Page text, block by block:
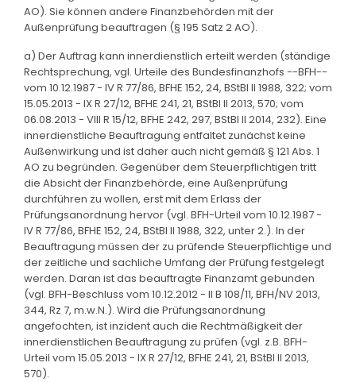
AO). Sie können andere Finanzbehörden mit der
Außenprüfung beauftragen (§ 195 Satz 2 AO).
a) Der Auftrag kann innerdienstlich erteilt werden (ständige
Rechtsprechung, vgl. Urteile des Bundesfinanzhofs --BFH--
vom 10.12.1987 - IV R 77/86, BFHE 152, 24, BStBl II 1988, 322; vom
15.05.2013 - IX R 27/12, BFHE 241, 21, BStBl II 2013, 570; vom
06.08.2013 - VIII R 15/12, BFHE 242, 297, BStBl II 2014, 232). Eine
innerdienstliche Beauftragung entfaltet zunächst keine
Außenwirkung und ist daher auch nicht gemäß § 121 Abs. 1
AO zu begründen. Gegenüber dem Steuerpflichtigen tritt
die Absicht der Finanzbehörde, eine Außenprüfung
durchführen zu wollen, erst mit dem Erlass der
Prüfungsanordnung hervor (vgl. BFH-Urteil vom 10.12.1987 -
IV R 77/86, BFHE 152, 24, BStBl II 1988, 322, unter 2.). In der
Beauftragung müssen der zu prüfende Steuerpflichtige und
der zeitliche und sachliche Umfang der Prüfung festgelegt
werden. Daran ist das beauftragte Finanzamt gebunden
(vgl. BFH-Beschluss vom 10.12.2012 - II B 108/11, BFH/NV 2013,
344, Rz 7, m.w.N.). Wird die Prüfungsanordnung
angefochten, ist inzident auch die Rechtmäßigkeit der
innerdienstlichen Beauftragung zu prüfen (vgl. z.B. BFH-
Urteil vom 15.05.2013 - IX R 27/12, BFHE 241, 21, BStBl II 2013,
570).